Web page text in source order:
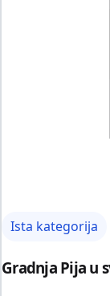
Ista kategorija
Gradnja Pija u